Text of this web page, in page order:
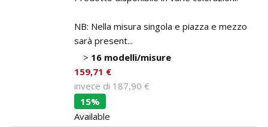
NB: Nella misura singola e piazza e mezzo
sarà present...
> 16 modelli/misure
159,71 €
invece di 187,90 €
15%
Available